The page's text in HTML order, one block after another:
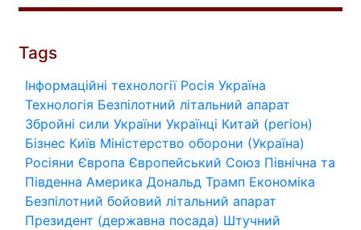
Tags
Інформаційні технології Росія Україна
Технологія Безпілотний літальний апарат
Збройні сили України Українці Китай (регіон)
Бізнес Київ Міністерство оборони (Україна)
Росіяни Європа Європейський Союз Північна та
Південна Америка Дональд Трамп Економіка
Безпілотний бойовий літальний апарат
Президент (державна посада) Штучний